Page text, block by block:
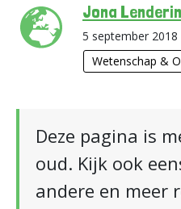
Jona
5 september 2018
Wetenschap &
Deze pagina is
oud. Kijk ook
andere en meer